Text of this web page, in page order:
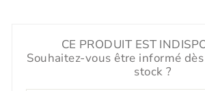
CE PRODUIT EST
Souhaitez-vous être informé
stock ?